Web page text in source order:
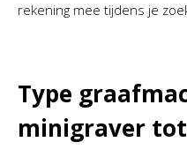
rekening mee tijdens je
Type
minigraver